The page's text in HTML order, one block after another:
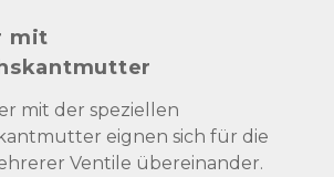
mit
mit der speziellen
eignen sich für die
Ventile übereinander.